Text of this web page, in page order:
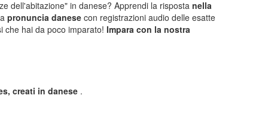
dell'abitazione" in danese? Apprendi la risposta nella
pronuncia danese con registrazioni audio delle esatte
che hai da poco imparato! Impara con la nostra
creati in danese .